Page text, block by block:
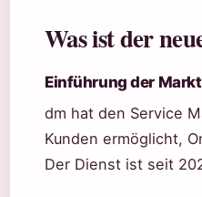
Was ist der
Einführung der
dm hat den Service
Kunden ermöglicht,
Der Dienst ist seit